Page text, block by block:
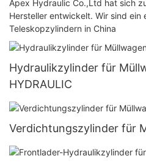
Apex Hydraulic Co.,Ltd hat sich
Hersteller entwickelt. Wir sind ein
Teleskopzylindern in China
Hydraulikzylinder für
HYDRAULIC
Verdichtungszylinder für